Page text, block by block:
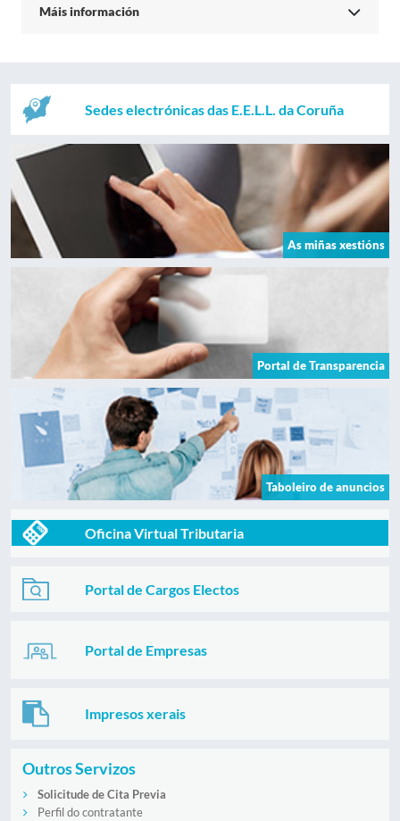
Máis información
Sedes electrónicas das E.E.L.L. da Coruña
As miñas xestións
Portal de Transparencia
Taboleiro de anuncios
Oficina Virtual Tributaria
Portal de Cargos Electos
Portal de Empresas
Impresos xerais
Outros Servizos
Solicitude de Cita Previa
Perfil do contratante